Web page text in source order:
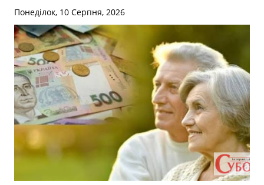
Понеділок, 10 Серпня, 2026